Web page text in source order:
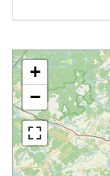
+
−